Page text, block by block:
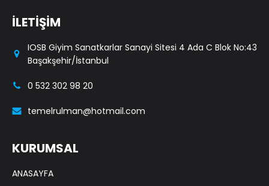
İLETİŞİM
IOSB Giyim Sanatkarlar Sanayi Sitesi 4 Ada C Blok No:43
Başakşehir/İstanbul
0 532 302 98 20
temelrulman@hotmail.com
KURUMSAL
ANASAYFA